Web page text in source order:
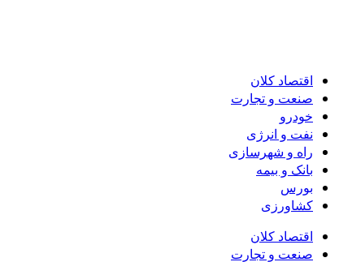
اقتصاد کلان
صنعت و تجارت
خودرو
نفت و انرژی
راه و شهرسازی
بانک و بیمه
بورس
کشاورزی
اقتصاد کلان
صنعت و تجارت